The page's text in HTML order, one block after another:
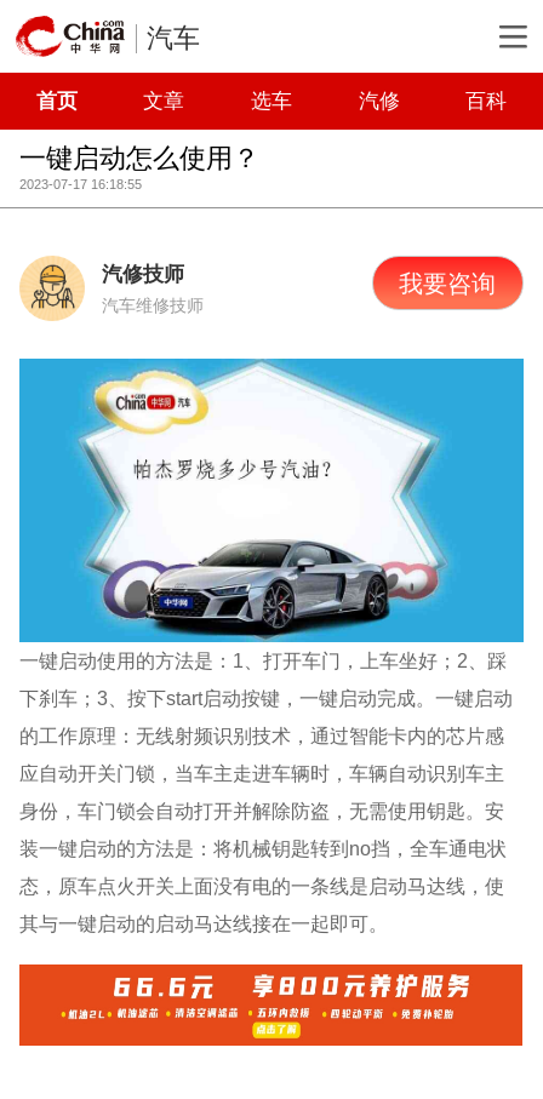
汽车
首页 文章 选车 汽修 百科
一键启动怎么使用？
2023-07-17 16:18:55
汽修技师
汽车维修技师
我要咨询
一键启动使用的方法是：1、打开车门，上车坐好；2、踩
下刹车；3、按下start启动按键，一键启动完成。一键启动
的工作原理：无线射频识别技术，通过智能卡内的芯片感
应自动开关门锁，当车主走进车辆时，车辆自动识别车主
身份，车门锁会自动打开并解除防盗，无需使用钥匙。安
装一键启动的方法是：将机械钥匙转到no挡，全车通电状
态，原车点火开关上面没有电的一条线是启动马达线，使
其与一键启动的启动马达线接在一起即可。